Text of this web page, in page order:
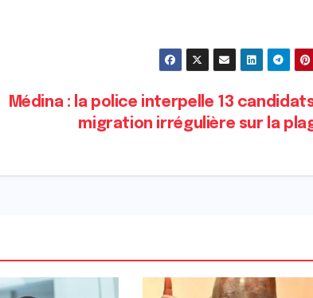
Médina : la police interpelle 13
migration irrégulière sur la